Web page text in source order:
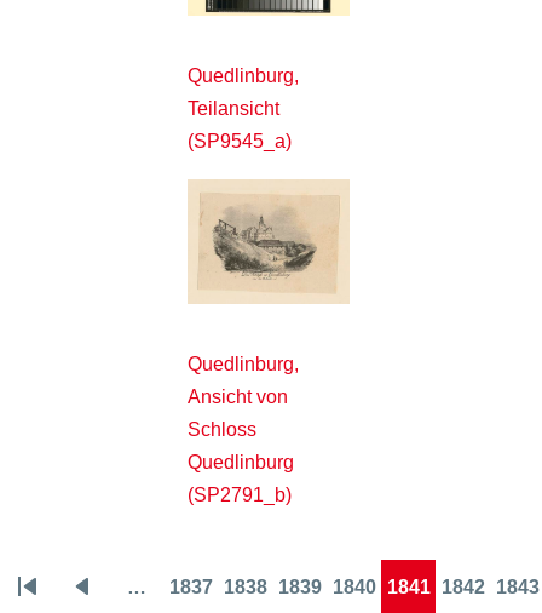
Quedlinburg,
Teilansicht
(SP9545_a)
Quedlinburg,
Ansicht von
Schloss
Quedlinburg
(SP2791_b)
Seitennummerierung
… 1837 1838 1839 1840 1841 1842 1843